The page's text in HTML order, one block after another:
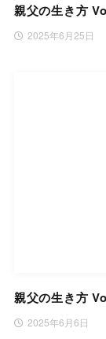
親父の生き方
2025年6月25日
親父の生き方
2025年6月6日